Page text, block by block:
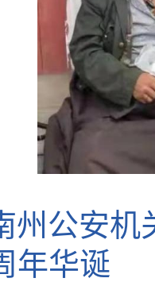
州公安机
年华诞